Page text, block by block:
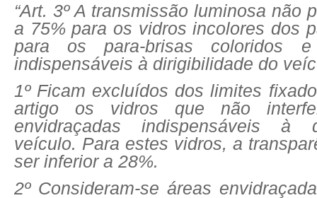
“Art. 3º A transmissão luminosa não
a 75% para os vidros incolores dos
para os para-brisas coloridos
indispensáveis à dirigibilidade do
1º Ficam excluídos dos limites
artigo os vidros que não
envidraçadas indispensáveis à
veículo. Para estes vidros, a
ser inferior a 28%.
2º Consideram-se áreas